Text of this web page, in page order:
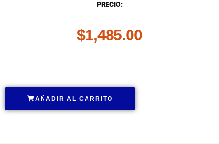
PRECIO:
$1,485.00
AÑADIR AL CARRITO